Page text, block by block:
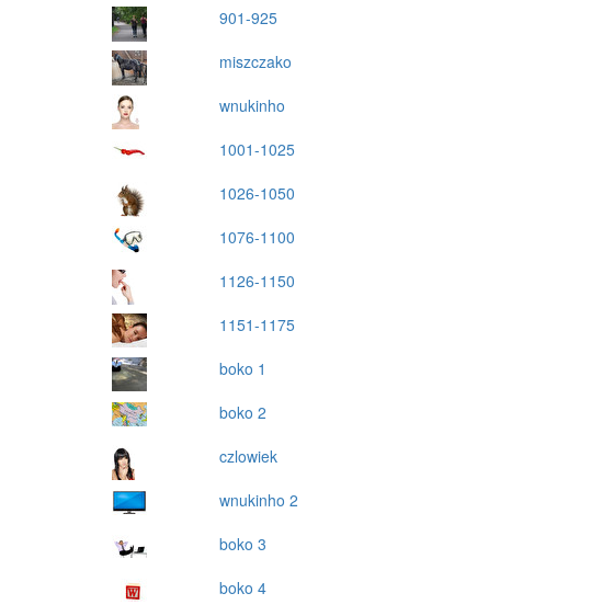
901-925
miszczako
wnukinho
1001-1025
1026-1050
1076-1100
1126-1150
1151-1175
boko 1
boko 2
czlowiek
wnukinho 2
boko 3
boko 4